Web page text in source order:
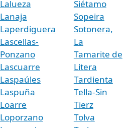
Lalueza
Lanaja
Laperdiguera
Lascellas-
Ponzano
Lascuarre
Laspaúles
Laspuña
Loarre
Loporzano
Siétamo
Sopeira
Sotonera,
La
Tamarite de
Litera
Tardienta
Tella-Sin
Tierz
Tolva